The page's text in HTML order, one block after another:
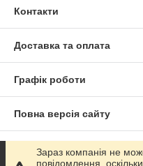
Контакти
Доставка та оплата
Графік роботи
Повна версія сайту
Сайт створено на
Зараз компанія не
повідомлення,